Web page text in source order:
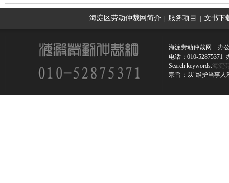
上一篇：公司不签劳动合同如何应对
海淀区劳动仲裁网简介 服务项目 文书下
海淀劳动仲裁网 办
电话：010-52875371
Search keywords:海淀
宗旨：以"维护当事人